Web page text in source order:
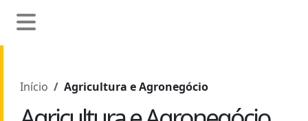
Início Agricultura e Agronegócio